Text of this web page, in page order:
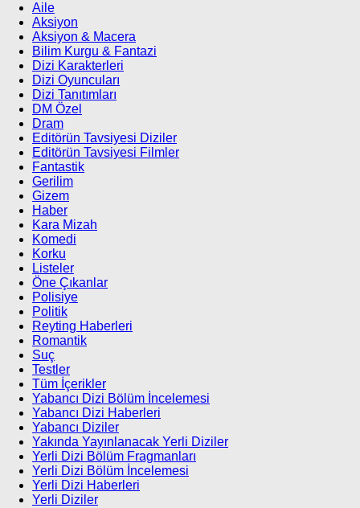
Aile
Aksiyon
Aksiyon & Macera
Bilim Kurgu & Fantazi
Dizi Karakterleri
Dizi Oyuncuları
Dizi Tanıtımları
DM Özel
Dram
Editörün Tavsiyesi Diziler
Editörün Tavsiyesi Filmler
Fantastik
Gerilim
Gizem
Haber
Kara Mizah
Komedi
Korku
Listeler
Öne Çıkanlar
Polisiye
Politik
Reyting Haberleri
Romantik
Suç
Testler
Tüm İçerikler
Yabancı Dizi Bölüm İncelemesi
Yabancı Dizi Haberleri
Yabancı Diziler
Yakında Yayınlanacak Yerli Diziler
Yerli Dizi Bölüm Fragmanları
Yerli Dizi Bölüm İncelemesi
Yerli Dizi Haberleri
Yerli Diziler